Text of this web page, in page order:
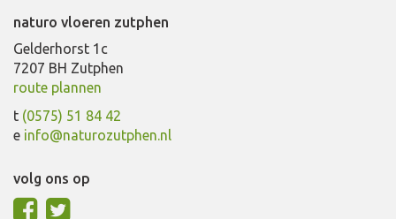
naturo vloeren zutphen
Gelderhorst 1c
7207 BH Zutphen
route plannen
t (0575) 51 84 42
e info@naturozutphen.nl
volg ons op